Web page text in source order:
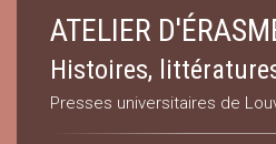
ATELIER
Histoires,
Presses universitaires de